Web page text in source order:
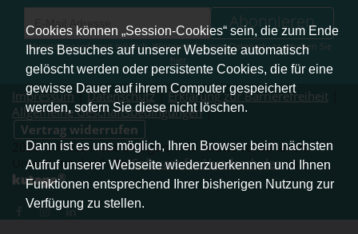
Cookies können „Session-Cookies“ sein, die zum Ende
Ihres Besuches auf unserer Webseite automatisch
gelöscht werden oder persistente Cookies, die für eine
gewisse Dauer auf ihrem Computer gespeichert
werden, sofern Sie diese nicht löschen.
Dann ist es uns möglich, Ihren Browser beim nächsten
Aufruf unserer Webseite wiederzuerkennen und Ihnen
Funktionen entsprechend Ihrer bisherigen Nutzung zur
Verfügung zu stellen.
Abonnieren
Abmeldung jederzeit möglich. Weitere Infos zum Datenschutz erhalten Sie
hier.
Impressum |Datenschutz|Erklärung zur Barrierefreiheit
Allgemeine Geschäftsbedingungen|
Vertrag widerrufen
2026 © Pfotenliebe Stuttgart. Alle Rechte vorbehalten.
Unterstützt durch dieSoftware für Hundeschulenvon
kutego®.